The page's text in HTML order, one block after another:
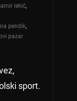
lekić,
pendik,
pazar
sport.